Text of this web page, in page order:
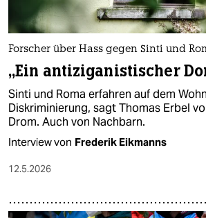
Forscher über Hass gegen Sinti und
„Ein antiziganistischer
Sinti und Roma erfahren auf dem
Diskriminierung, sagt Thomas Erbel
Drom. Auch von Nachbarn.
Interview von Frederik Eikmanns
12.5.2026